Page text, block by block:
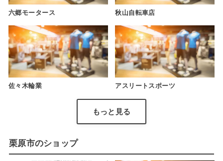
六郷モータース 秋山自転車店
佐々木輪業 アスリートスポーツ
もっと見る
栗原市のショップ